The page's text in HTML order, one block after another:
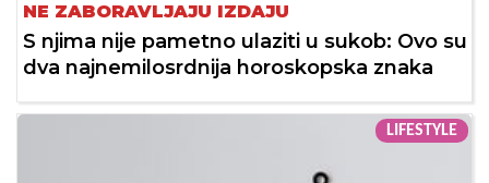
NE ZABORAVLJAJU IZDAJU
S njima nije pametno ulaziti u sukob: Ovo su
dva najnemilosrdnija horoskopska znaka
LIFESTYLE